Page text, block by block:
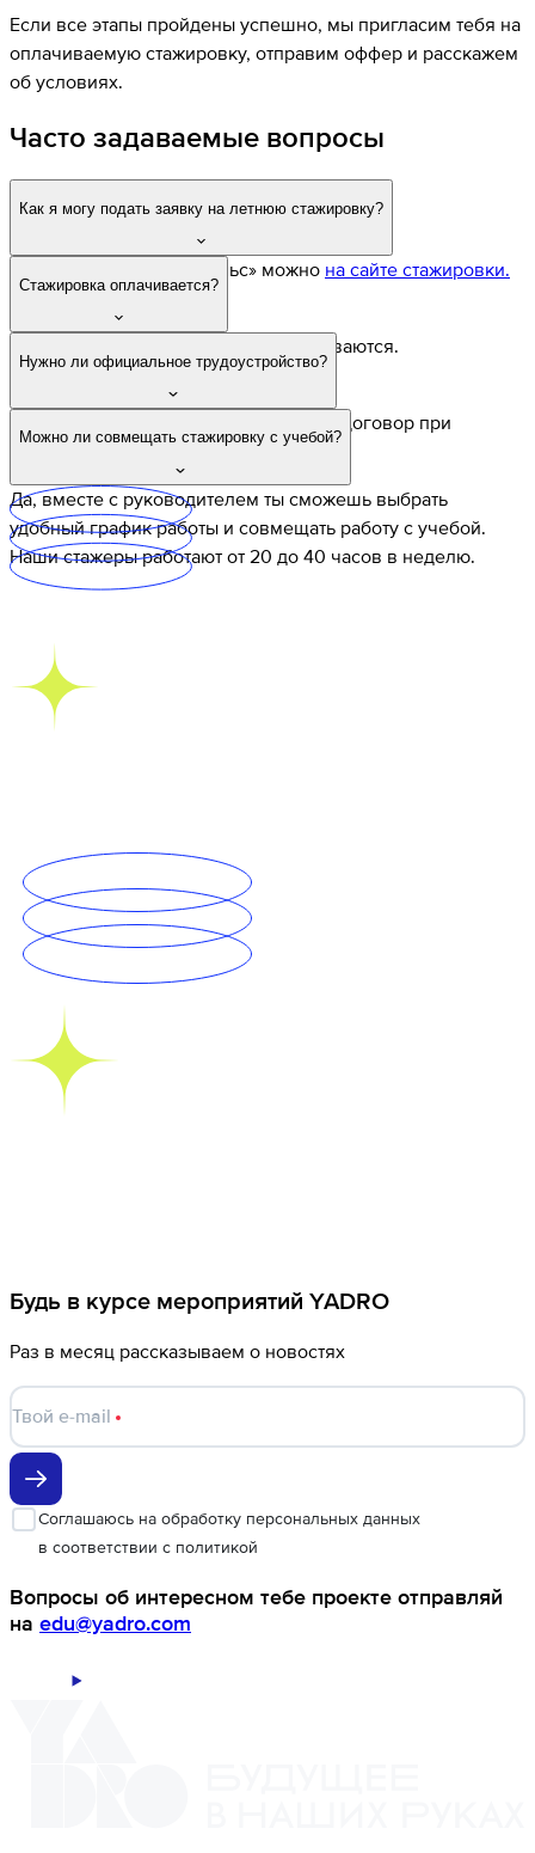
Если все этапы пройдены успешно, мы пригласим тебя на
оплачиваемую стажировку, отправим оффер и расскажем
об условиях.
Часто задаваемые вопросы
Как я могу подать заявку на летнюю стажировку?
Подать заявку на «Импульс» можно на сайте стажировки.
Стажировка оплачивается?
Да, все стажировки в YADRO оплачиваются.
Нужно ли официальное трудоустройство?
Да, мы заключаем срочный трудовой договор при
оформлении на стажировку.
Можно ли совмещать стажировку с учебой?
Да, вместе с руководителем ты сможешь выбрать
удобный график работы и совмещать работу с учебой.
Наши стажеры работают от 20 до 40 часов в неделю.
Будь в курсе мероприятий YADRO
Раз в месяц рассказываем о новостях
Твой e-mail
Соглашаюсь на обработку персональных данных
в соответствии с политикой
Вопросы об интересном тебе проекте отправляй
на edu@yadro.com